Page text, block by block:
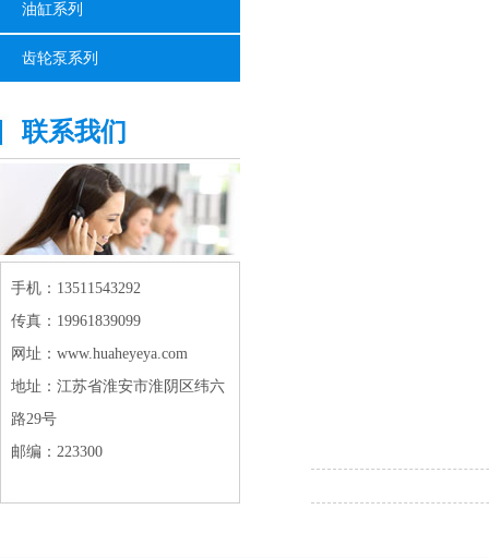
油缸系列
齿轮泵系列
联系我们
手机：13511543292
传真：19961839099
网址：www.huaheyeya.com
地址：江苏省淮安市淮阴区纬六
路29号
邮编：223300